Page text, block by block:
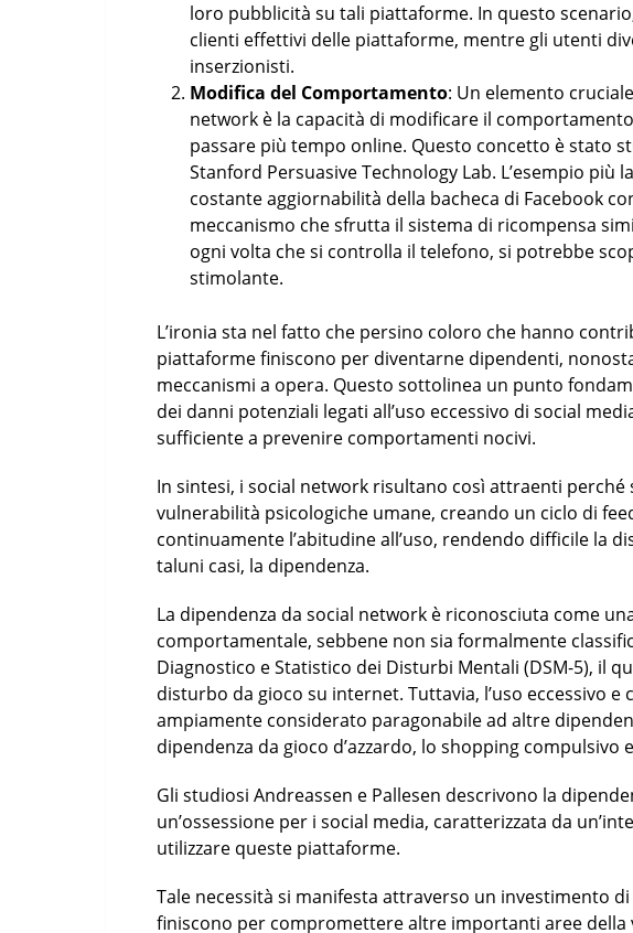
loro pubblicità su tali piattaforme. In questo
clienti effettivi delle piattaforme, mentre gli utenti
inserzionisti.
Modifica del Comportamento: Un elemento
network è la capacità di modificare il
passare più tempo online. Questo concetto è stato
Stanford Persuasive Technology Lab. L’esempio più
costante aggiornabilità della bacheca di Facebook
meccanismo che sfrutta il sistema di ricompensa
ogni volta che si controlla il telefono, si potrebbe
stimolante.
L’ironia sta nel fatto che persino coloro che hanno
piattaforme finiscono per diventarne dipendenti,
meccanismi a opera. Questo sottolinea un punto
dei danni potenziali legati all’uso eccessivo di social
sufficiente a prevenire comportamenti nocivi.
In sintesi, i social network risultano così attraenti
vulnerabilità psicologiche umane, creando un ciclo di
continuamente l’abitudine all’uso, rendendo difficile la
taluni casi, la dipendenza.
La dipendenza da social network è riconosciuta come
comportamentale, sebbene non sia formalmente
Diagnostico e Statistico dei Disturbi Mentali (DSM-5), il
disturbo da gioco su internet. Tuttavia, l’uso eccessivo e
ampiamente considerato paragonabile ad altre
dipendenza da gioco d’azzardo, lo shopping compulsivo
Gli studiosi Andreassen e Pallesen descrivono la
un’ossessione per i social media, caratterizzata da
utilizzare queste piattaforme.
Tale necessità si manifesta attraverso un investimento
finiscono per compromettere altre importanti aree della